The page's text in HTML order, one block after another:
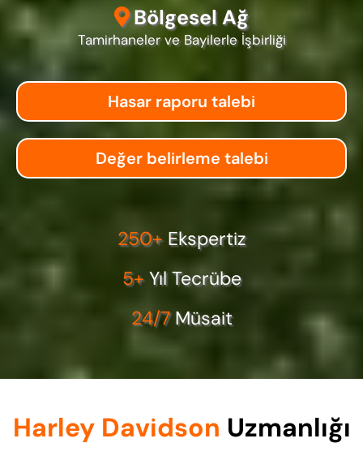
Bölgesel Ağ
Tamirhaneler ve Bayilerle İşbirliği
Hasar raporu talebi
Değer belirleme talebi
250+Ekspertiz
5+ Yıl Tecrübe
24/7Müsait
Harley Davidson Uzmanlığı